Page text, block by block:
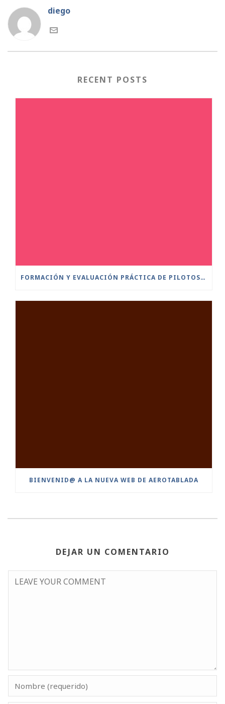
diego
RECENT POSTS
FORMACIÓN Y EVALUACIÓN PRÁCTICA DE PILOTOS A DISTANCIA ESCENARIOS ESTÁNDAR
BIENVENID@ A LA NUEVA WEB DE AEROTABLADA
DEJAR UN COMENTARIO